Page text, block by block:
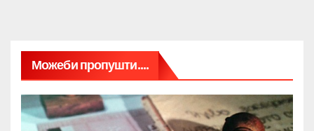
Можеби пропушти....